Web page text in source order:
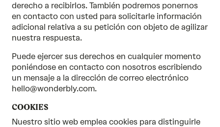
derecho a recibirlos. También podremos ponernos
en contacto con usted para solicitarle información
adicional relativa a su petición con objeto de agilizar
nuestra respuesta.
Puede ejercer sus derechos en cualquier momento
poniéndose en contacto con nosotros escribiendo
un mensaje a la dirección de correo electrónico
hello@wonderbly.com.
COOKIES
Nuestro sitio web emplea cookies para distinguirle